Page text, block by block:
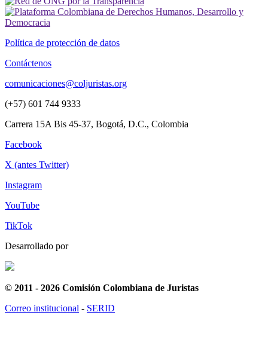
Política de protección de datos
Contáctenos
comunicaciones@coljuristas.org
(+57) 601 744 9333
Carrera 15A Bis 45-37, Bogotá, D.C., Colombia
Facebook
X (antes Twitter)
Instagram
YouTube
TikTok
Desarrollado por
© 2011 - 2026 Comisión Colombiana de Juristas
Correo institucional - SERID